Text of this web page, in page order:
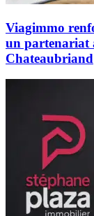
Viagimmo
un partenariat
Chateaubriand